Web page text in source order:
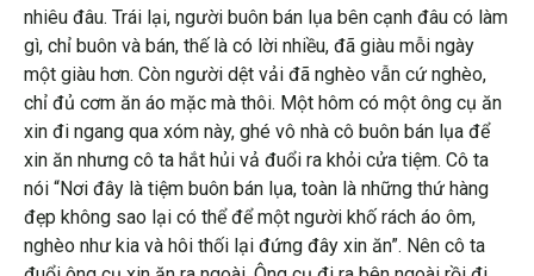
nhiêu đâu. Trái lại, người buôn bán lụa bên cạnh đâu có làm
gì, chỉ buôn và bán, thế là có lời nhiều, đã giàu mỗi ngày
một giàu hơn. Còn người dệt vải đã nghèo vẫn cứ nghèo,
chỉ đủ cơm ăn áo mặc mà thôi. Một hôm có một ông cụ ăn
xin đi ngang qua xóm này, ghé vô nhà cô buôn bán lụa để
xin ăn nhưng cô ta hắt hủi vả đuổi ra khỏi cửa tiệm. Cô ta
nói “Nơi đây là tiệm buôn bán lụa, toàn là những thứ hàng
đẹp không sao lại có thể để một người khố rách áo ôm,
nghèo như kia và hôi thối lại đứng đây xin ăn”. Nên cô ta